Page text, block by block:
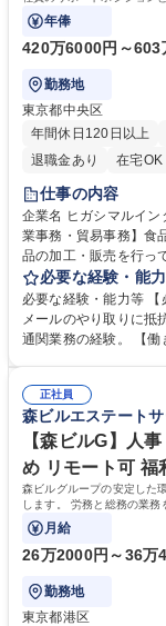
事業の根幹を支えていただ
年俸
420万6000円～603
勤務地
東京都中央区
年間休日120日以上
退職金あり
在宅OK
仕事の内容
企業名 ヒガシマルインターナショ
業事務・貿易事務】食品商
品の加工・販売を行っ
します。営業社員のサ
調整まで幅広く対応し、
業務、請求書発行 ■海
の確認・作成 ■配送手
ルプロデュースしてい
す。 募集職種 東京都中央区【営業事務・貿易事務】食品商社/残業少なめ/
リモート等相談可
必要な経験・能
必要な経験・能力等
メールのやり取りに抵
通関業務の経験。 【働き方について】所定労働時間は7時間と短めで、残
の強み】1991年の設立
ズに沿った冷凍水産物
自社工場と海外拠点
みです。 学歴
正社員
森ビルエステート
【森ビルG】人
め リモート可 福
森ビルグループの安定した
します。 労務と総務の業務
にも挑戦できる、やりがい
月給
26万2000円～36万
勤務地
東京都港区